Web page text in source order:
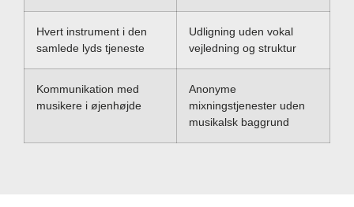
Hvert instrument i den
samlede lyds tjeneste
Udligning uden vokal
vejledning og struktur
Kommunikation med
musikere i øjenhøjde
Anonyme
mixningstjenester uden
musikalsk baggrund